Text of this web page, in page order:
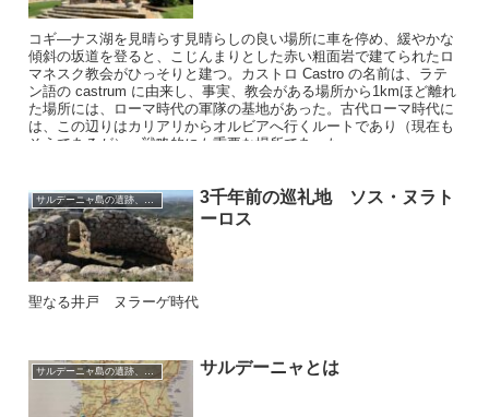
コギ―ナス湖を見晴らす見晴らしの良い場所に車を停め、緩やかな
傾斜の坂道を登ると、こじんまりとした赤い粗面岩で建てられたロ
マネスク教会がひっそりと建つ。カストロ Castro の名前は、ラテ
ン語の castrum に由来し、事実、教会がある場所から1kmほど離れ
た場所には、ローマ時代の軍隊の基地があった。古代ローマ時代に
は、この辺りはカリアリからオルビアへ行くルートであり（現在も
そうであるが）、戦略的にも重要な場所であった。
サルデーニャ島の遺跡、教会、祭り
3千年前の巡礼地 ソス・ヌラト
ーロス
聖なる井戸 ヌラーゲ時代
サルデーニャとは